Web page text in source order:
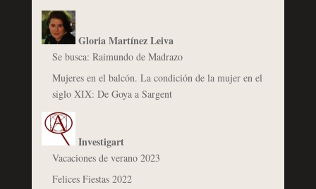
Gloria Martínez Leiva
Se busca: Raimundo de Madrazo
Mujeres en el balcón. La condición de la mujer en el
siglo XIX: De Goya a Sargent
Investigart
Vacaciones de verano 2023
Felices Fiestas 2022